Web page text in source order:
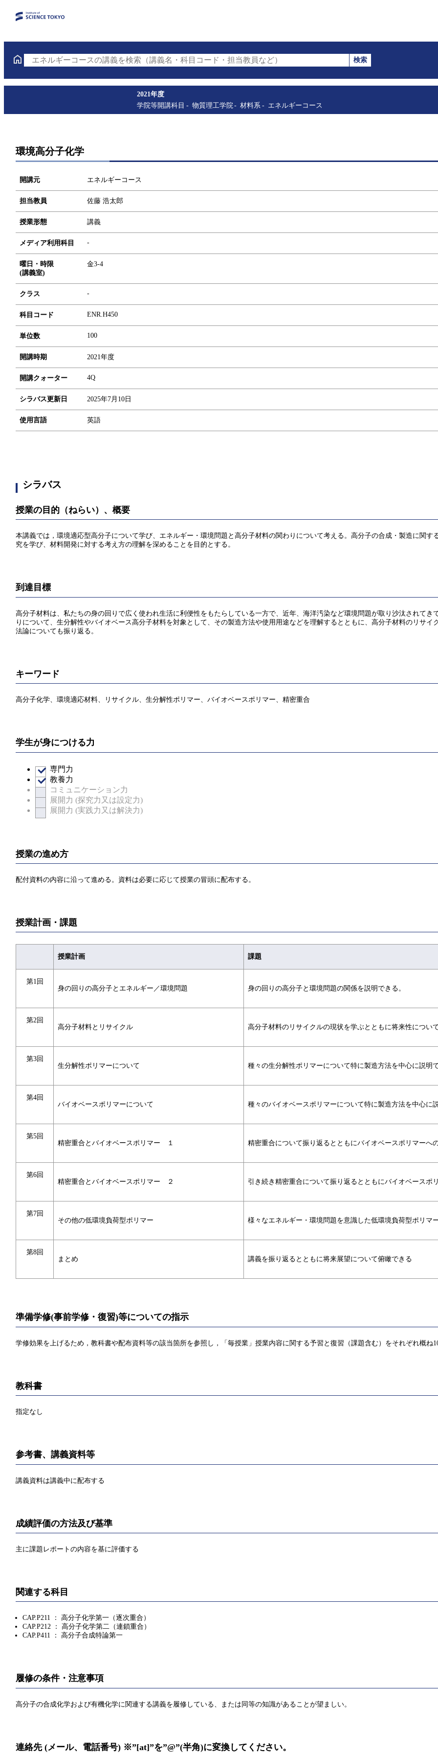
エネルギーコースの講義を検索（講義名・科目コード・担当教員など）
検索
2021年度
学院等開講科目
物質理工学院 材料系 エネルギーコース
環境高分子化学
開講元 エネルギーコース
担当教員 佐藤 浩太郎
授業形態 講義
メディア利用科目 -
曜日・時限
(講義室)
金3-4
クラス -
科目コード ENR.H450
単位数 100
開講時期 2021年度
開講クォーター 4Q
シラバス更新日 2025年7月10日
使用言語 英語
シラバス
授業の目的（ねらい）、概要
本講義では，環境適応型高分子について学び、エネルギー・環境問題と高分子材料の関わりについて考える。高分子の合成・製造に関
究を学び、材料開発に対する考え方の理解を深めることを目的とする。
到達目標
高分子材料は、私たちの身の回りで広く使われ生活に利便性をもたらしている一方で、近年、海洋汚染など環境問題が取り沙汰されて
りについて、生分解性やバイオベース高分子材料を対象として、その製造方法や使用用途などを理解するとともに、高分子材料のリサ
法論についても振り返る。
キーワード
高分子化学、環境適応材料、リサイクル、生分解性ポリマー、バイオベースポリマー、精密重合
学生が身につける力
専門力
教養力
コミュニケーション力
展開力 (探究力又は設定力)
展開力 (実践力又は解決力)
授業の進め方
配付資料の内容に沿って進める。資料は必要に応じて授業の冒頭に配布する。
授業計画・課題
授業計画 課題
第1回
身の回りの高分子とエネルギー／環境問題
身の回りの高分子と環境問題の関係を説明できる。
第2回
高分子材料とリサイクル
高分子材料のリサイクルの現状を学ぶとともに将来性につい
第3回
生分解性ポリマーについて
種々の生分解性ポリマーについて特に製造方法を中心に説明で
第4回
バイオベースポリマーについて
種々のバイオベースポリマーについて特に製造方法を中心に
第5回
精密重合とバイオベースポリマー １
精密重合について振り返るとともにバイオベースポリマーへ
第6回
精密重合とバイオベースポリマー ２
引き続き精密重合について振り返るとともにバイオベースポ
第7回
その他の低環境負荷型ポリマー
様々なエネルギー・環境問題を意識した低環境負荷型ポリマ
第8回
まとめ
講義を振り返るとともに将来展望について俯瞰できる
準備学修(事前学修・復習)等についての指示
学修効果を上げるため，教科書や配布資料等の該当箇所を参照し，「毎授業」授業内容に関する予習と復習（課題含む）をそれぞれ概ね
教科書
指定なし
参考書、講義資料等
講義資料は講義中に配布する
成績評価の方法及び基準
主に課題レポートの内容を基に評価する
関連する科目
CAP.P211 ： 高分子化学第一（逐次重合）
CAP.P212 ： 高分子化学第二（連鎖重合）
CAP.P411 ： 高分子合成特論第一
履修の条件・注意事項
高分子の合成化学および有機化学に関連する講義を履修している、または同等の知識があることが望ましい。
連絡先 (メール、電話番号) ※”[at]”を”@”(半角)に変換してください。